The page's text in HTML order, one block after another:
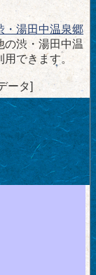
・湯田中温泉郷
の渋・湯田中温
できます。
ータ]